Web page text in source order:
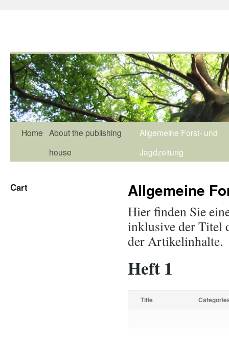
Home About the publishing
house
Allgemeine Forst- und
Jagdzeitung
Allgemeine
Hier finden Sie
inklusive der Titel
der Artikelinhalte.
Heft 1
Title
Cart